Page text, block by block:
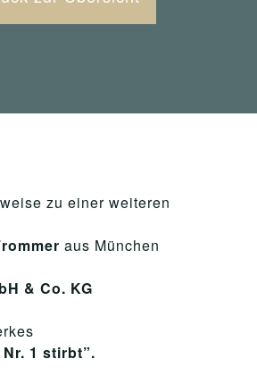
zu einer weiteren
aus München
& Co. KG
1 stirbt”.